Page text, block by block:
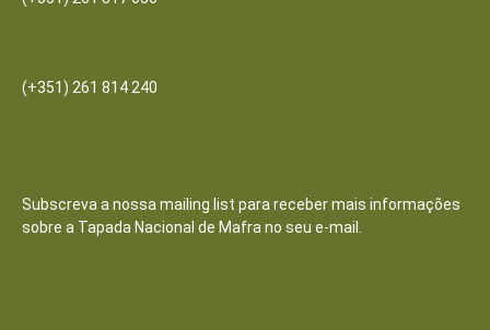
(+351) 261 814 240
Subscreva a nossa mailing list para receber mais informações
sobre a Tapada Nacional de Mafra no seu e-mail.